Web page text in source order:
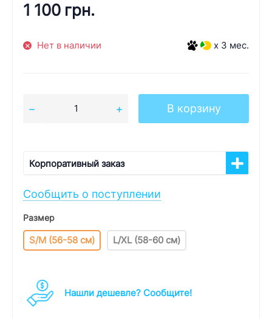
1 100 грн.
Нет в наличии x 3 мес.
В корзину
Корпоративный заказ
Сообщить о поступлении
Размер
S/M (56-58 см) L/XL (58-60 см)
Нашли дешевле? Cообщите!